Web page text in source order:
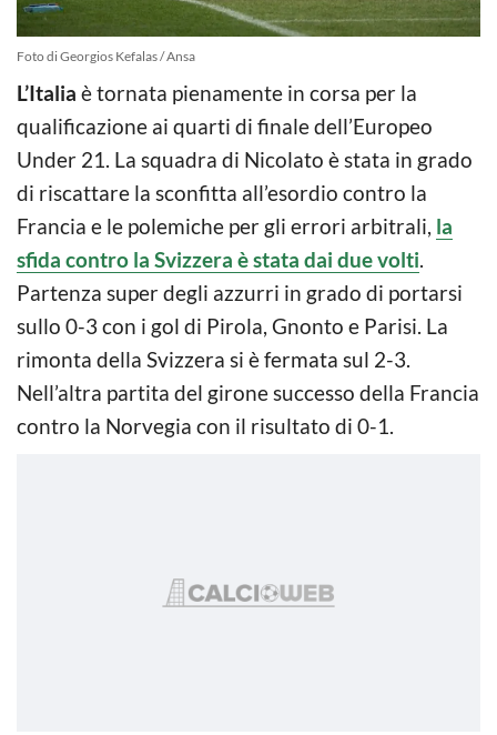
Foto di Georgios Kefalas / Ansa
L’Italia è tornata pienamente in corsa per la
qualificazione ai quarti di finale dell’Europeo
Under 21. La squadra di Nicolato è stata in grado
di riscattare la sconfitta all’esordio contro la
Francia e le polemiche per gli errori arbitrali, la
sfida contro la Svizzera è stata dai due volti.
Partenza super degli azzurri in grado di portarsi
sullo 0-3 con i gol di Pirola, Gnonto e Parisi. La
rimonta della Svizzera si è fermata sul 2-3.
Nell’altra partita del girone successo della Francia
contro la Norvegia con il risultato di 0-1.